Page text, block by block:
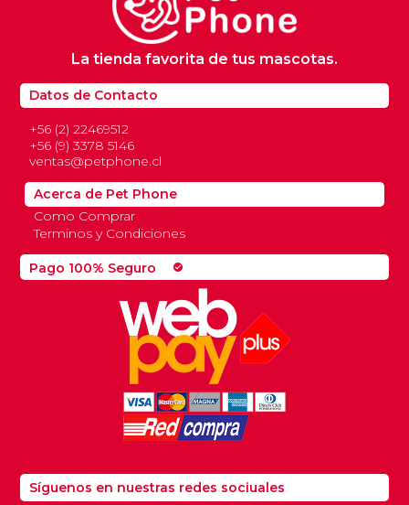
Pago 100% Seguro check_circle
Datos de Contacto
+56 (2) 22469512
+56 (9) 3378 5146
ventas@petphone.cl
La tienda favorita de tus mascotas.
Acerca de Pet Phone
Como Comprar
Terminos y Condiciones
Síguenos en nuestras redes sociuales